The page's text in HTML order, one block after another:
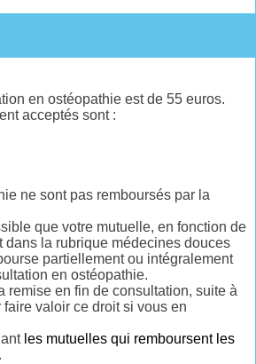
en ostéopathie est de 55 euros.
acceptés sont :
ne sont pas remboursés par la
que votre mutuelle, en fonction de
dans la rubrique médecines douces
partiellement ou intégralement
en ostéopathie.
remise en fin de consultation, suite à
valoir ce droit si vous en
les mutuelles qui remboursent les
.